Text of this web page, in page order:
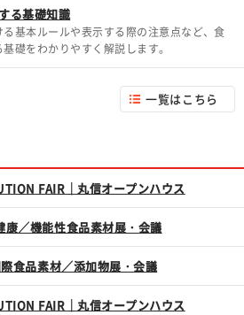
る基礎知識
基本ルールや表示する際の注意点など、食
礎をわかりやすく解説します。
一覧はこちら
FAIR｜丸信オープンハウス
康／機能性食品素材展・会議
食品素材／添加物展・会議
FAIR｜丸信オープンハウス